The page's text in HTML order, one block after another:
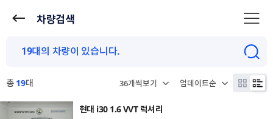
차량검색
총 19대
현대 i30 1.6 VVT 럭셔리